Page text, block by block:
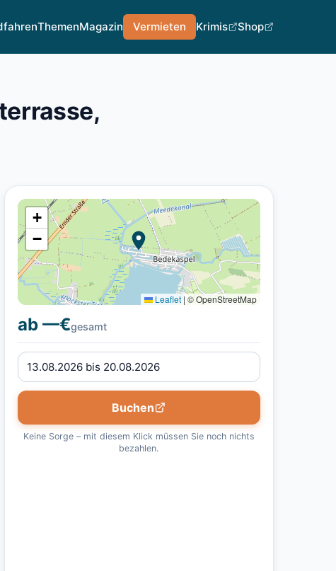
ThemenMagazin Vermieten Krimis Shop
+
−
Leaflet | © OpenStreetMap
ab —€gesamt
Buchen
Keine Sorge – mit diesem Klick müssen Sie noch nichts
bezahlen.